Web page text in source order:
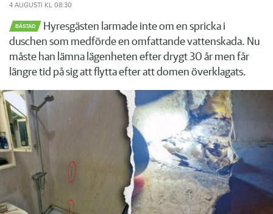
4 AUGUSTI KL 08:30
BÅSTAD
Hyresgästen larmade inte om en spricka i
duschen som medförde en omfattande vattenskada. Nu
måste han lämna lägenheten efter drygt 30 år men får
längre tid på sig att flytta efter att domen överklagats.